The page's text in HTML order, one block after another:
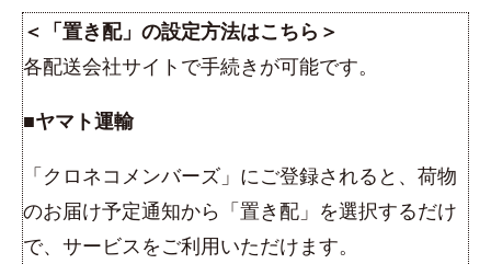
＜「置き配」の設定方法はこちら＞
各配送会社サイトで手続きが可能です。
■ヤマト運輸
「クロネコメンバーズ」にご登録されると、荷物
のお届け予定通知から「置き配」を選択するだけ
で、サービスをご利用いただけます。